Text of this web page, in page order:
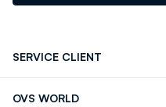
SERVICE CLIENT
OVS WORLD